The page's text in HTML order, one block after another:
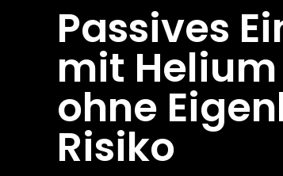
Passives
mit
ohne
Risiko